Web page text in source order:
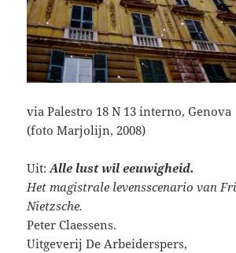
via Palestro 18 N 13 interno, Genova
(foto Marjolijn, 2008)
Uit:Alle lust wil eeuwigheid.
Het magistrale levensscenario van
Nietzsche.
Peter Claessens.
Uitgeverij De Arbeiderspers,